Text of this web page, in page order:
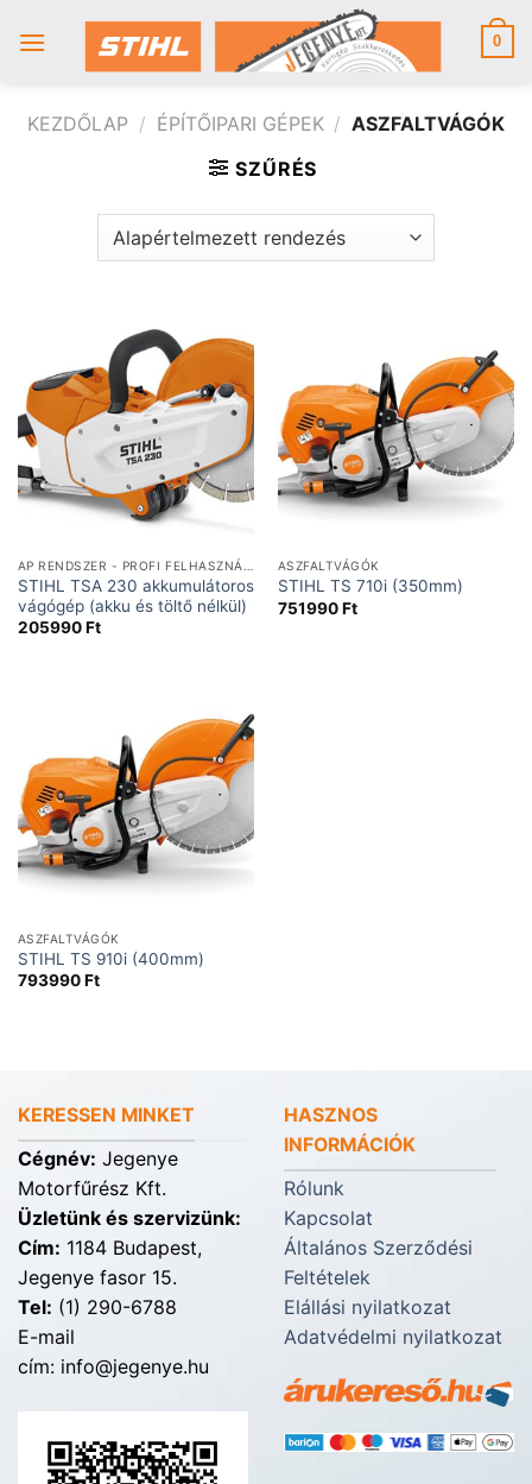
0
KEZDŐLAP / ÉPÍTŐIPARI GÉPEK / ASZFALTVÁGÓK
SZŰRÉS
STIHL TSA 230 akkumulátoros
vágógép (akku és töltő nélkül)
205990Ft
ASZFALTVÁGÓK
STIHL TS 710i (350mm)
751990Ft
ASZFALTVÁGÓK
STIHL TS 910i (400mm)
793990Ft
KERESSEN MINKET
Cégnév: Jegenye
Motorfűrész Kft.
Üzletünk és szervizünk:
Cím: 1184 Budapest,
Jegenye fasor 15.
Tel: (1) 290-6788
E-mail
cím: info@jegenye.hu
HASZNOS
INFORMÁCIÓK
Rólunk
Kapcsolat
Általános Szerződési
Feltételek
Elállási nyilatkozat
Adatvédelmi nyilatkozat